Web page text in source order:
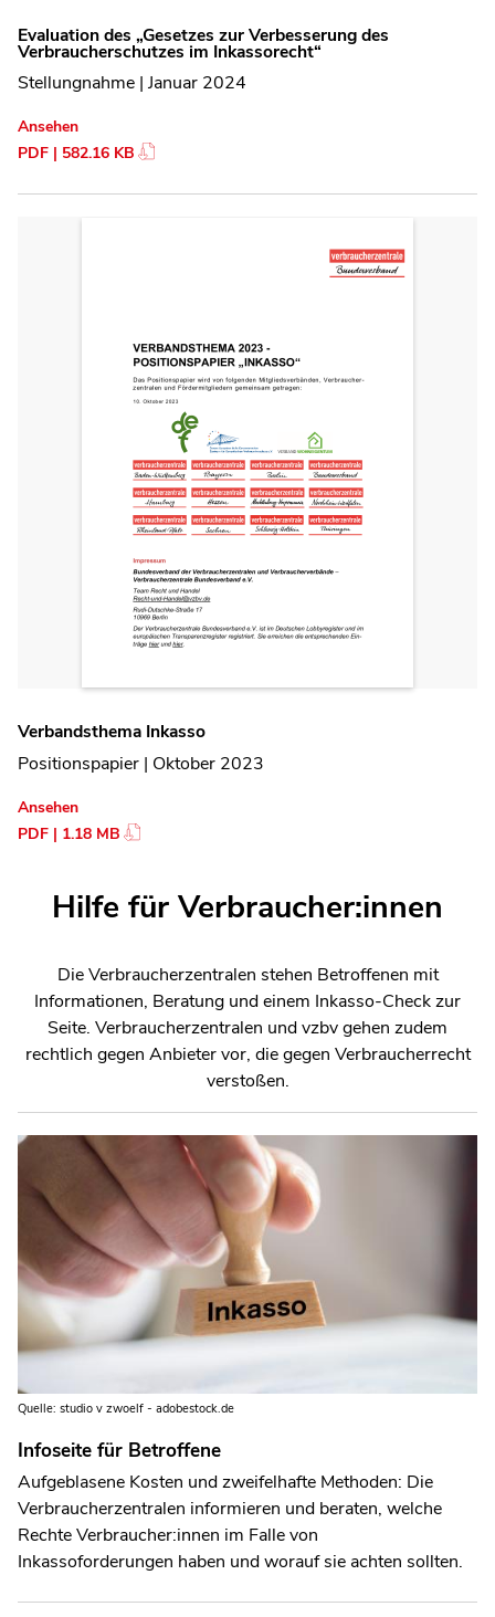
Evaluation des „Gesetzes zur Verbesserung des
Verbraucherschutzes im Inkassorecht“
Stellungnahme | Januar 2024
Ansehen
PDF | 582.16 KB
Verbandsthema Inkasso
Positionspapier | Oktober 2023
Ansehen
PDF | 1.18 MB
Hilfe für Verbraucher:innen
Die Verbraucherzentralen stehen Betroffenen mit
Informationen, Beratung und einem Inkasso-Check zur
Seite. Verbraucherzentralen und vzbv gehen zudem
rechtlich gegen Anbieter vor, die gegen Verbraucherrecht
verstoßen.
Quelle: studio v zwoelf - adobestock.de
Infoseite für Betroffene
Aufgeblasene Kosten und zweifelhafte Methoden: Die
Verbraucherzentralen informieren und beraten, welche
Rechte Verbraucher:innen im Falle von
Inkassoforderungen haben und worauf sie achten sollten.